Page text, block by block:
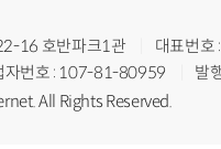
16 호반파크1관
대표번
자번호 : 107-81-80959
발
All Rights Reserved.